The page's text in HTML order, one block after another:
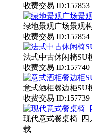
收费交易 ID:157853
绿地景观广场景观
收费交易 ID:157854
法式中古休闲椅SU
收费交易 ID:157740
意式酒柜餐边柜SU
收费交易 ID:157739
现代意式餐桌椅_四
载